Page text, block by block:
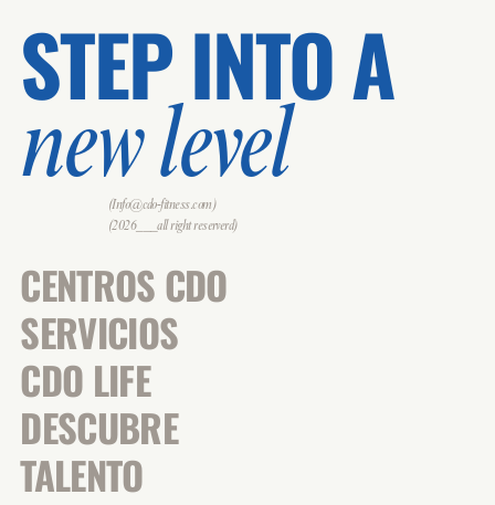
STEP INTO A
new level
(Info@cdo-fitness.com)
(2026___all right reserverd)
CENTROS CDO
SERVICIOS
CDO LIFE
DESCUBRE
TALENTO